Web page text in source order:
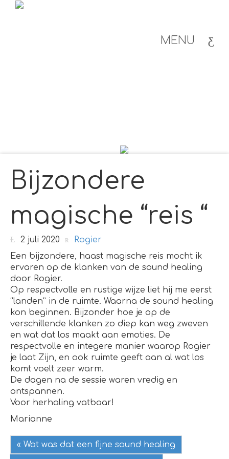
MENU
Bijzondere
magische “reis “
2 juli 2020
Rogier
Een bijzondere, haast magische reis mocht ik
ervaren op de klanken van de sound healing
door Rogier.
Op respectvolle en rustige wijze liet hij me eerst
“landen” in de ruimte. Waarna de sound healing
kon beginnen. Bijzonder hoe je op de
verschillende klanken zo diep kan weg zweven
en wat dat los maakt aan emoties. De
respectvolle en integere manier waarop Rogier
je laat Zijn, en ook ruimte geeft aan al wat los
komt voelt zeer warm.
De dagen na de sessie waren vredig en
ontspannen.
Voor herhaling vatbaar!
Marianne
« Wat was dat een fijne sound healing